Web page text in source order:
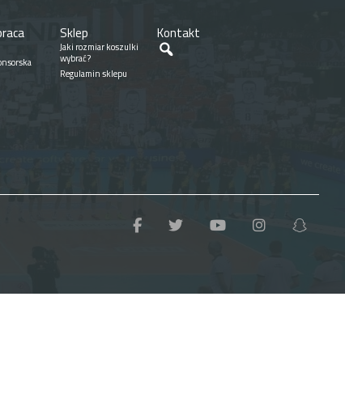
Sklep
Jaki rozmiar koszulki
wybrać?
Regulamin sklepu
Kontakt